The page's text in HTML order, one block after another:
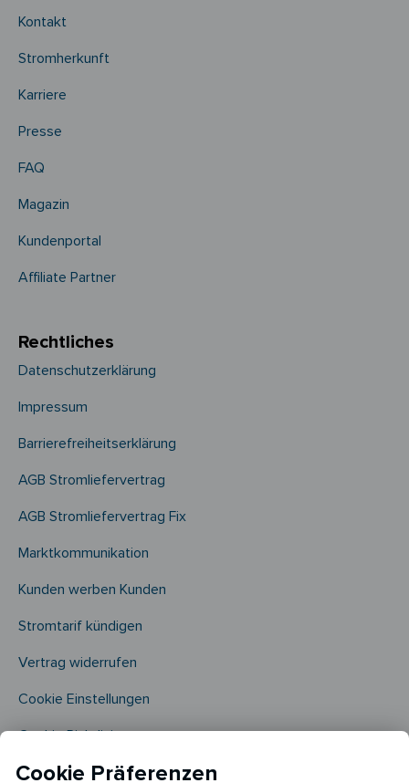
Kontakt
Stromherkunft
Karriere
Presse
FAQ
Magazin
Kundenportal
Affiliate Partner
Rechtliches
Datenschutzerklärung
Impressum
Barrierefreiheitserklärung
AGB Stromliefervertrag
AGB Stromliefervertrag Fix
Marktkommunikation
Kunden werben Kunden
Stromtarif kündigen
Vertrag widerrufen
Cookie Einstellungen
Cookie Richtlinie​
Cookie Präferenzen